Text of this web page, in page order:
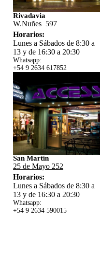
Rivadavia
W.Nuñes 597
Horarios:
Lunes a Sábados de 8:30 a
13 y de 16:30 a 20:30
Whatsapp:
+54 9 2634 617852
San Martín
25 de Mayo 252
Horarios:
Lunes a Sábados de 8:30 a
13 y de 16:30 a 20:30
Whatsapp:
+54 9 2634 590015